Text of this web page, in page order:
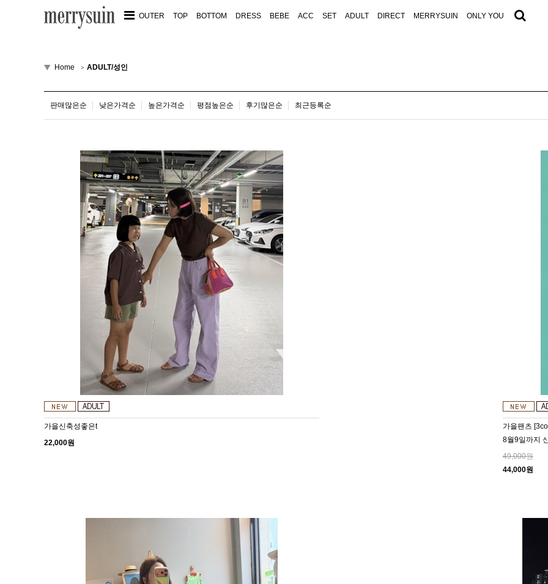
ONLY YOU
MERRYSUIN
DIRECT
ADULT
SET
ACC
BEBE
DRESS
BOTTOM
TOP
OUTER
Home ADULT/성인
판매많은순 낮은가격순 높은가격순 평점높은순 후기많은순 최근등록순
가을신축성좋은t
22,000원
가을팬츠
8월9일까지
49,000원
44,000원